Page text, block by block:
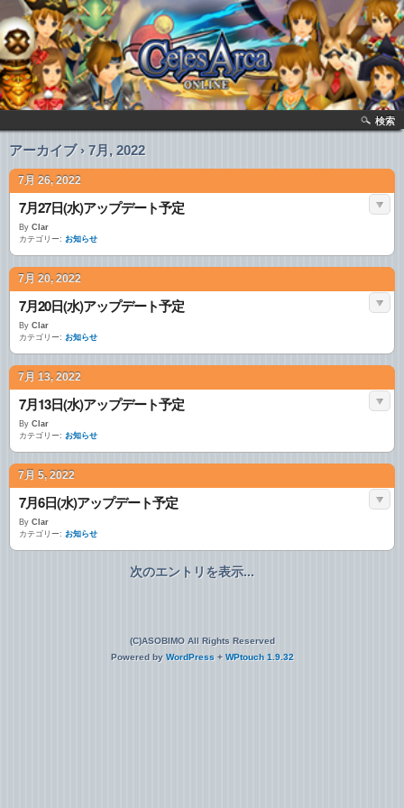
検索
アーカイブ › 7月, 2022
7月 26, 2022
7月27日(水)アップデート予定
By Clar
カテゴリー: お知らせ
7月 20, 2022
7月20日(水)アップデート予定
By Clar
カテゴリー: お知らせ
7月 13, 2022
7月13日(水)アップデート予定
By Clar
カテゴリー: お知らせ
7月 5, 2022
7月6日(水)アップデート予定
By Clar
カテゴリー: お知らせ
次のエントリを表示...
(C)ASOBIMO All Rights Reserved
Powered by WordPress + WPtouch 1.9.32